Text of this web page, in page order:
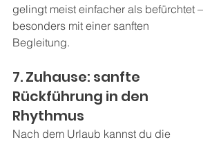
gelingt meist einfacher als befürchtet –
besonders mit einer sanften
Begleitung.
7. Zuhause: sanfte
Rückführung in den
Rhythmus
Nach dem Urlaub kannst du die